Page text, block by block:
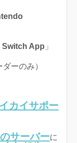
Switch App 」
ーのみ）
カイサポー
サーバーに